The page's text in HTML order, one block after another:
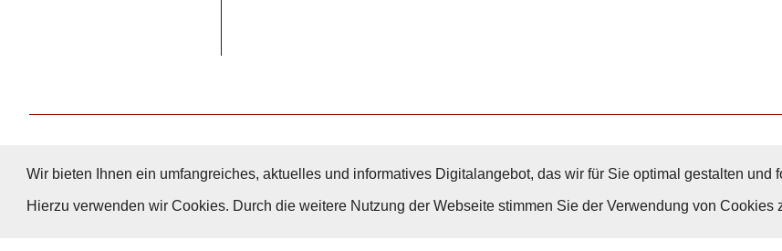
Wir bieten Ihnen ein umfangreiches, aktuelles und informatives Digitalangebot, das wir für Sie optimal gestalten und
Hierzu verwenden wir Cookies. Durch die weitere Nutzung der Webseite stimmen Sie der Verwendung von Cookies
Nach Oben